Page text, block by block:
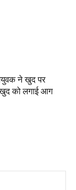
ने खुद पर
को लगाई आग